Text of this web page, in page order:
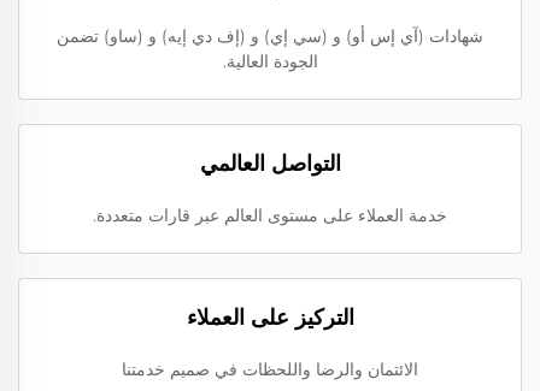
شهادات (آي إس أو) و (سي إي) و (إف دي إيه) و (ساو) تضمن
الجودة العالية.
التواصل العالمي
خدمة العملاء على مستوى العالم عبر قارات متعددة.
التركيز على العملاء
الائتمان والرضا واللحظات في صميم خدمتنا